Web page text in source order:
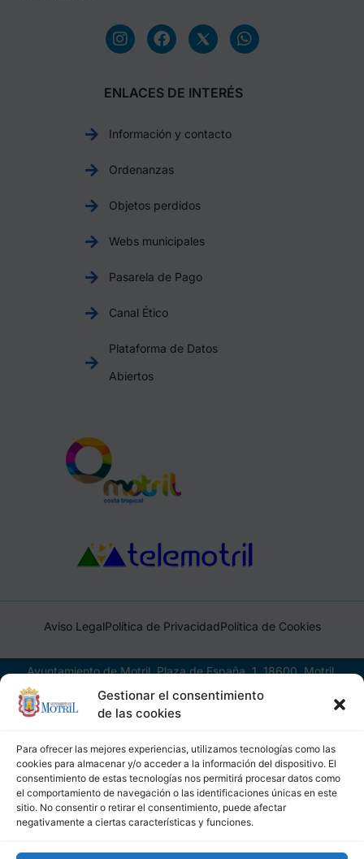
Gestionar el consentimiento
de las cookies
Para ofrecer las mejores experiencias, utilizamos tecnologías como las
cookies para almacenar y/o acceder a la información del dispositivo. El
consentimiento de estas tecnologías nos permitirá procesar datos como
el comportamiento de navegación o las identificaciones únicas en este
sitio. No consentir o retirar el consentimiento, puede afectar
negativamente a ciertas características y funciones.
ENLACES DE INTERÉS
Información y contacto
Ordenanzas
Objetos perdidos
Webs municipales
Pasarela de Pago
Canal Ético
Plataforma de Datos
Abiertos
Aviso LegalPolítica de PrivacidadPolítica de Cookies
Ayuntamiento de Motril, Plaza de España, 1, 18600, Motril,
(Granada), CIF: P1814200J, DIR3: L01181400